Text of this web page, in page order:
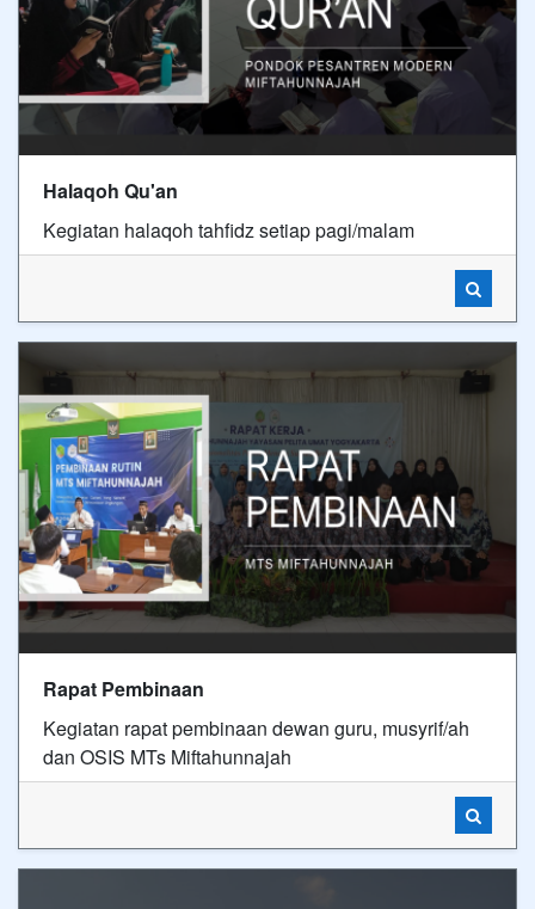
Halaqoh Qu'an
Kegiatan halaqoh tahfidz setiap pagi/malam
Rapat Pembinaan
Kegiatan rapat pembinaan dewan guru, musyrif/ah
dan OSIS MTs Miftahunnajah